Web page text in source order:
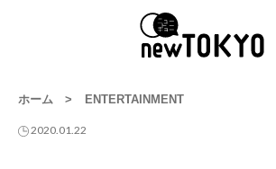
ホーム > ENTERTAINMENT
2020.01.22